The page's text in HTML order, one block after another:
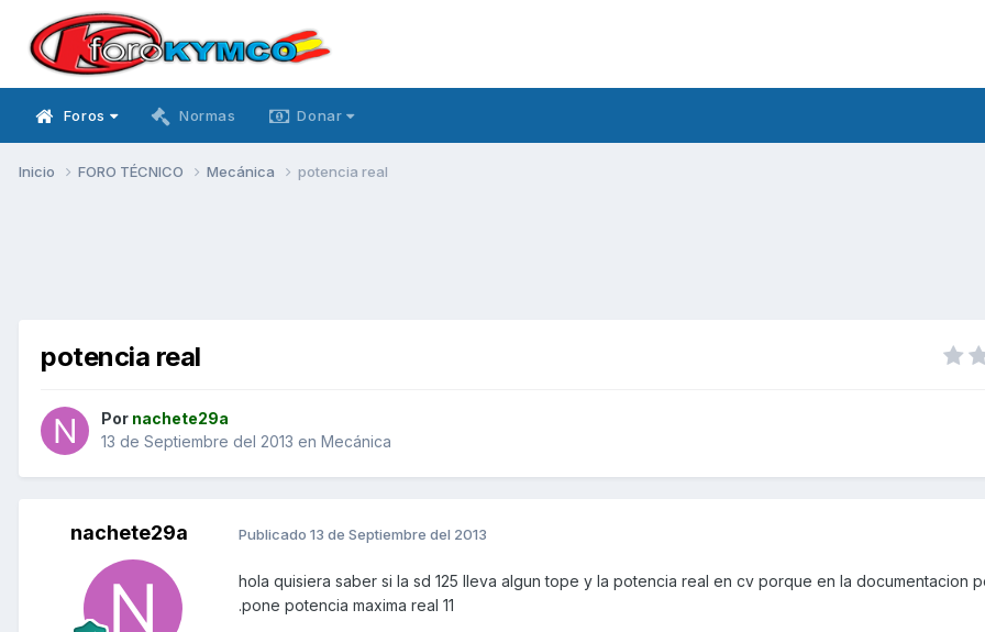
Foros Normas Donar
Inicio FORO TÉCNICO Mecánica potencia real
potencia real
Por nachete29a
13 de Septiembre del 2013 en Mecánica
nachete29a Publicado 13 de Septiembre del 2013
hola quisiera saber si la sd 125 lleva algun tope y la potencia real en cv porque en la documentacion
.pone potencia maxima real 11